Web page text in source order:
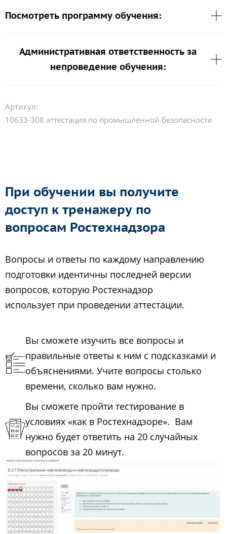
Посмотреть программу обучения:
Административная ответственность за
непроведение обучения:
Артикул:
10633-308 аттестация по промышленной безопасности
При обучении вы получите
доступ к тренажеру по
вопросам Ростехнадзора
Вопросы и ответы по каждому направлению
подготовки идентичны последней версии
вопросов, которую Ростехнадзор
использует при проведении аттестации.
Вы сможете изучить все вопросы и
правильные ответы к ним с подсказками и
объяснениями. Учите вопросы столько
времени, сколько вам нужно.
Вы сможете пройти тестирование в
условиях «как в Ростехнадзоре». Вам
нужно будет ответить на 20 случайных
вопросов за 20 минут.